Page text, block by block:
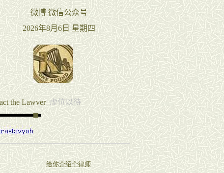
给你介绍个律师